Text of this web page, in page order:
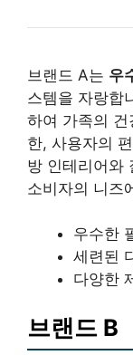
브랜드 A는 우
스템을 자랑합
하여 가족의
한, 사용자의
방 인테리어와
소비자의 니즈
우수한
세련된
다양한
브랜드 B